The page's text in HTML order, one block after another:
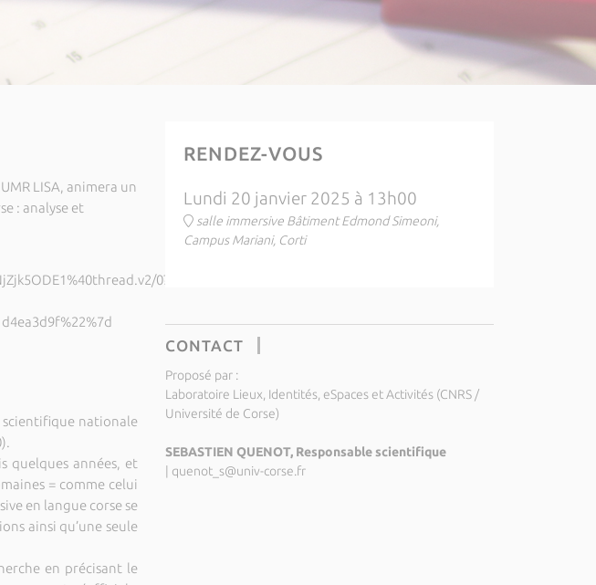
LISA, animera un
: analyse et
0?
scientifique nationale
quelques années, et
= comme celui
en langue corse se
ainsi qu’une seule
en précisant le
RENDEZ-VOUS
Lundi 20 janvier 2025 à 13h00
salle immersive Bâtiment Edmond Simeoni,
Campus Mariani, Corti
CONTACT
Proposé par :
Laboratoire Lieux, Identités, eSpaces et Activités (CNRS /
Université de Corse)
SEBASTIEN QUENOT, Responsable scientifique
quenot_s@univ-corse.fr